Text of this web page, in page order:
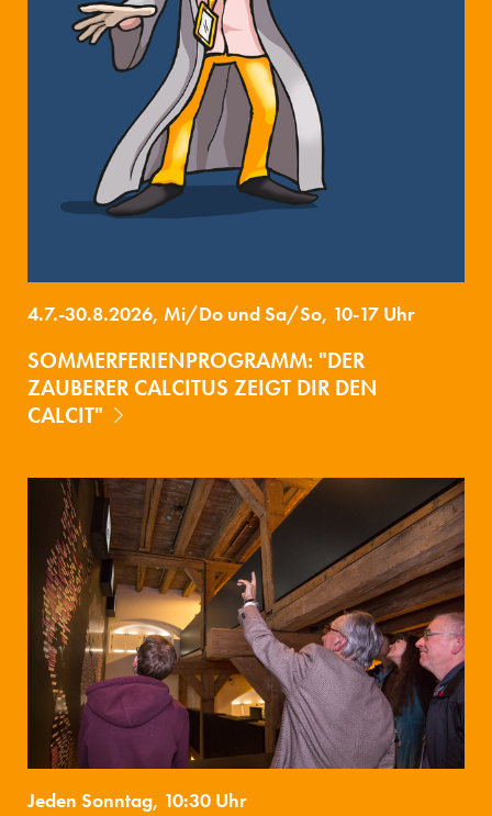
4.7.-30.8.2026, Mi/Do und Sa/So, 10-17 Uhr
SOMMERFERIENPROGRAMM: "DER
ZAUBERER CALCITUS ZEIGT DIR DEN
CALCIT"
Jeden Sonntag, 10:30 Uhr